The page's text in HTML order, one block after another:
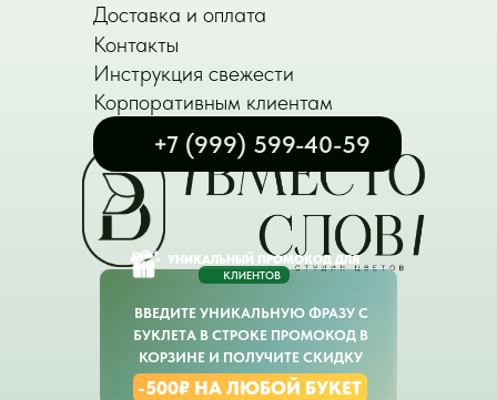
Корпоративным клиентам
Инструкция свежести
Контакты
Доставка и оплата
+7 (999) 599-40-59
УНИКАЛЬНЫЙ ПРОМОКОД ДЛЯ
ВВЕДИТЕ УНИКАЛЬНУЮ ФРАЗУ С
БУКЛЕТА В СТРОКЕ ПРОМОКОД В
КОРЗИНЕ И ПОЛУЧИТЕ СКИДКУ
-500₽ НА ЛЮБОЙ БУКЕТ
КЛИЕНТОВ